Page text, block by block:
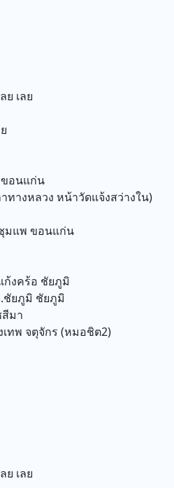
ย เลย
ขอนแก่น
างหลวง หน้าวัดแจ้งสว่างใน)
มแพ ขอนแก่น
ก้งคร้อ ชัยภูมิ
.ชัยภูมิ ชัยภูมิ
มา
ทพ จตุจักร (หมอชิต2)
ย เลย